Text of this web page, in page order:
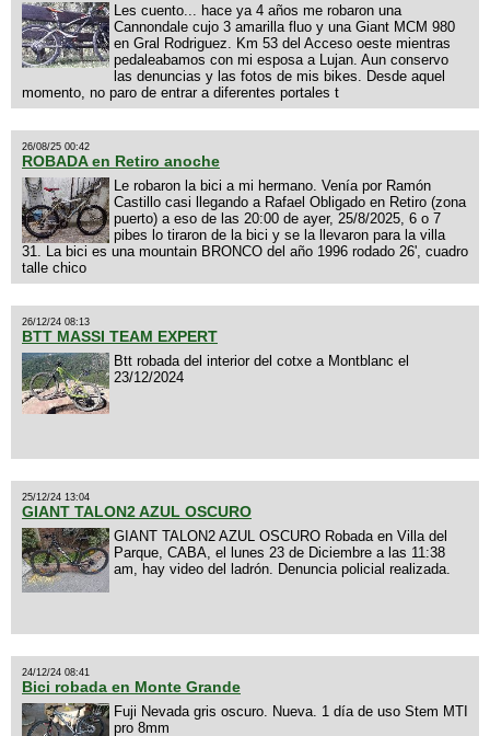
Les cuento... hace ya 4 años me robaron una
Cannondale cujo 3 amarilla fluo y una Giant MCM 980
en Gral Rodriguez. Km 53 del Acceso oeste mientras
pedaleabamos con mi esposa a Lujan. Aun conservo
las denuncias y las fotos de mis bikes. Desde aquel
momento, no paro de entrar a diferentes portales t
26/08/25 00:42
ROBADA en Retiro anoche
Le robaron la bici a mi hermano. Venía por Ramón
Castillo casi llegando a Rafael Obligado en Retiro (zona
puerto) a eso de las 20:00 de ayer, 25/8/2025, 6 o 7
pibes lo tiraron de la bici y se la llevaron para la villa
31. La bici es una mountain BRONCO del año 1996 rodado 26', cuadro
talle chico
26/12/24 08:13
BTT MASSI TEAM EXPERT
Btt robada del interior del cotxe a Montblanc el
23/12/2024
25/12/24 13:04
GIANT TALON2 AZUL OSCURO
GIANT TALON2 AZUL OSCURO Robada en Villa del
Parque, CABA, el lunes 23 de Diciembre a las 11:38
am, hay video del ladrón. Denuncia policial realizada.
24/12/24 08:41
Bici robada en Monte Grande
Fuji Nevada gris oscuro. Nueva. 1 día de uso Stem MTI
pro 8mm